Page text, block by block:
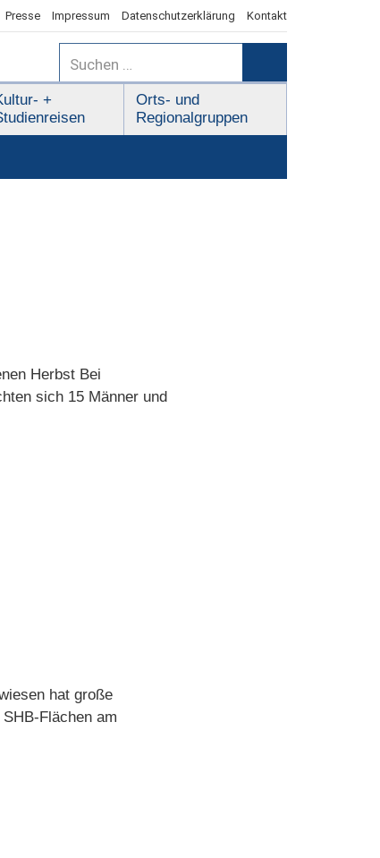
Presse Impressum Datenschutzerklärung Kontakt
Suchen
nach:
+
Orts- und
Regionalgruppen
Herbst Bei
sich 15 Männer und
hat große
Flächen am